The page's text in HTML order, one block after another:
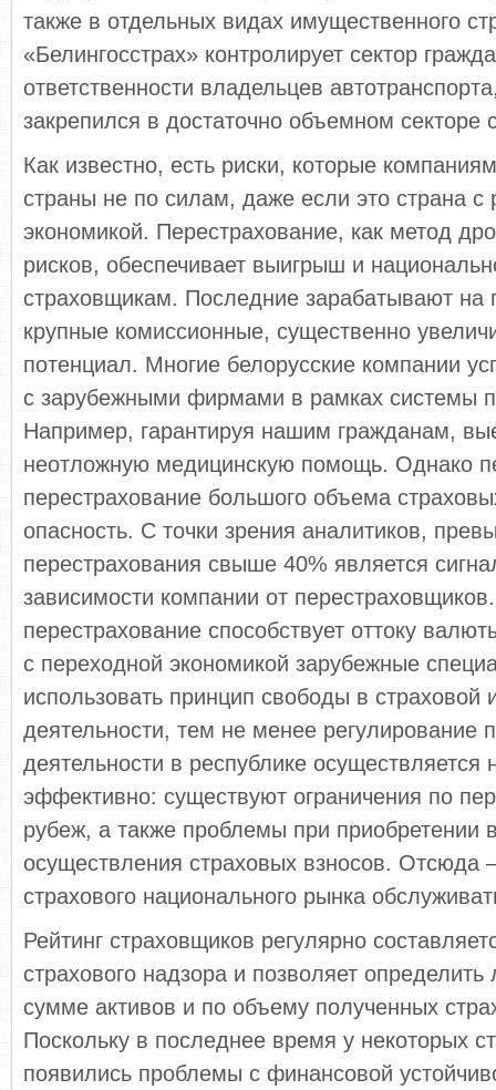
также в отдельных видах имущественного
«Белингосстрах» контролирует сектор
ответственности владельцев
закрепился в достаточно объемном секторе
Как известно, есть риски, которые
страны не по силам, даже если это страна с
экономикой. Перестрахование, как метод
рисков, обеспечивает выигрыш и
страховщикам. Последние зарабатывают на
крупные комиссион­ные, существенно
потенциал. Многие белорусские компании
с зару­бежными фирмами в рамках системы
Например, гарантируя нашим гражданам,
неотложную медицинскую помощь. Однако
перестрахование большого объема
опасность. С точки зрения анали­тиков,
перестрахования свыше 40% является
зависимости компании от
перестрахование способ­ствует оттоку
с переходной экономикой зарубежные
ис­пользовать принцип свободы в страховой
деятельности, тем не менее регулирование
деятельности в республике осуще­ствляется
эффективно: существуют ограниче­ния по
рубеж, а также проблемы при приобретении
осуществления страхо­вых взносов. Отсюда
страхового на­ционального рынка
Рейтинг страховщиков регулярно
страхового надзора и позволяет
сумме активов и по объему полученных
Поскольку в последнее время у некоторых
появились проблемы с финансовой